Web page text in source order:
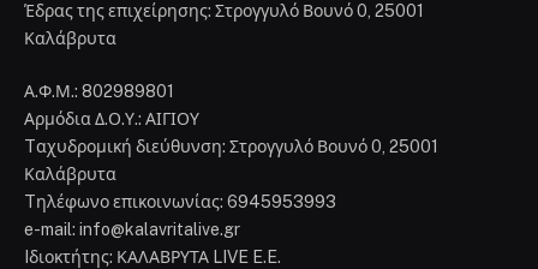
Έδρας της επιχείρησης: Στρογγυλό Βουνό 0, 25001
Καλάβρυτα
Α.Φ.Μ.: 802989801
Αρμόδια Δ.Ο.Υ.: ΑΙΓΙΟΥ
Tαχυδρομική διεύθυνση: Στρογγυλό Βουνό 0, 25001
Καλάβρυτα
Tηλέφωνο επικοινωνίας: 6945953993
e-mail: info@kalavritalive.gr
Iδιοκτήτης: ΚΑΛΑΒΡΥΤΑ LIVE E.E.